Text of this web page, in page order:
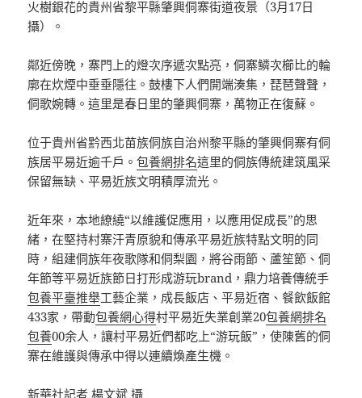
火樹銀花的貴州省黎平縣肇興侗寨街道夜景（3月17日
攝）。
鄰近傍晚，寨門上的燈次序遞次點亮，侗寨鱗次櫛比的輪
廓在炊煙中垂垂隱往。鼓樓下人們開端湊集，琵琶聲聲，
侗歌婉轉。這里是春日里的肇興侗寨，萬物正在復蘇。
位于貴州省黔西北苗族侗族自治州黎平縣的肇興侗寨有侗
族居平易近逾千戶。包養網排名這里的侗族傳統建筑風采
保留無缺、平易近族文明積厚流光。
近年來，本地繚繞“以維護促應用，以應用促成長”的思
緒，在堅持村寨汗青原貌和傳承平易近族特點文明的同
時，組建侗族年夜歌隊和侗梨園，將谷雨節、蘆笙節、侗
年節等平易近族節日打形成游玩brand，鼎力培養傳統手
包養平臺推舉工藝企業，成長飯店、平易近宿、餐飲飯館
433家，帶動包養網心得村平易近失業創業20包養網排名
包養00余人，讓村平易近們都吃上“游玩飯”，使陳舊的侗
寨在維護與傳承中得以連續煥產生機。
新華社記者 楊文斌 攝